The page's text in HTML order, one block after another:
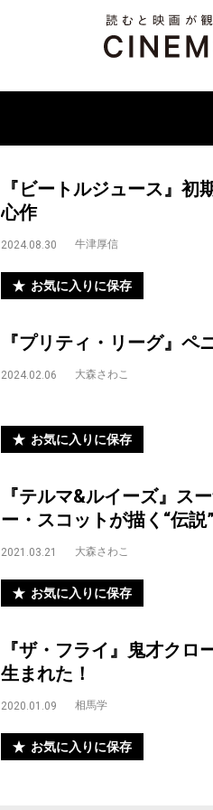
『ビートルジュース』
心作
2024.08.30 牛津厚信
お気に入りに保存
『プリティ・リーグ』
2024.02.06 大森さわこ
お気に入りに保存
『テルマ&ルイーズ』ス
ー・スコットが描く“伝
2021.03.21 大森さわこ
お気に入りに保存
『ザ・フライ』鬼才ク
生まれた！
2020.01.09 相馬学
お気に入りに保存